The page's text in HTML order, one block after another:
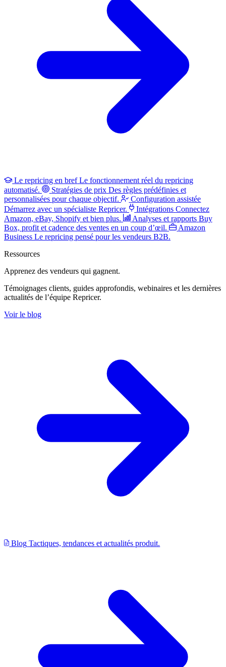
Le repricing en bref Le fonctionnement réel du repricing
automatisé.
Stratégies de prix Des règles prédéfinies et
personnalisées pour chaque objectif.
Configuration assistée
Démarrez avec un spécialiste Repricer.
Intégrations Connectez
Amazon, eBay, Shopify et bien plus.
Analyses et rapports Buy
Box, profit et cadence des ventes en un coup d’œil.
Amazon
Business Le repricing pensé pour les vendeurs B2B.
Ressources
Apprenez des vendeurs qui gagnent.
Témoignages clients, guides approfondis, webinaires et les dernières
actualités de l’équipe Repricer.
Voir le blog
Blog Tactiques, tendances et actualités produit.